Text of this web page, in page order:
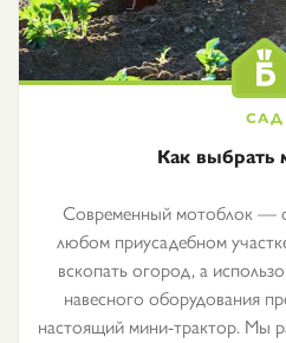
Как выбрать
Современный мотоблок —
любом приусадебном
вскопать огород, а
навесного оборудования
настоящий мини-трактор. Мы